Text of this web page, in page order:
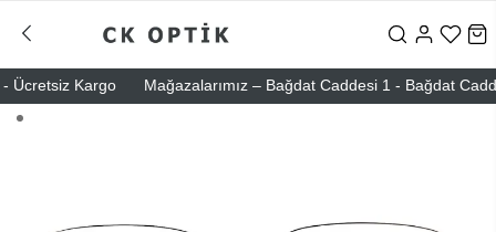
Kargo Mağazalarımız – Bağdat Caddesi 1 - Bağdat